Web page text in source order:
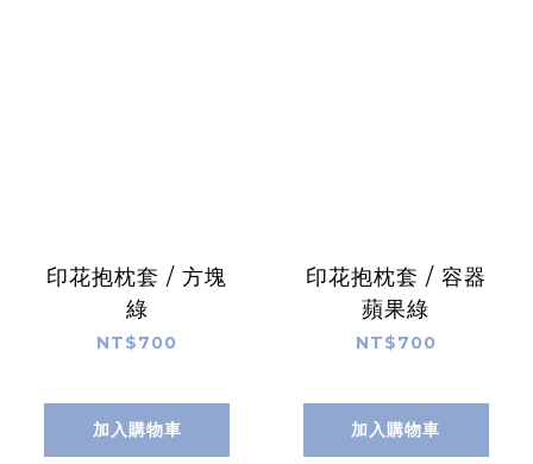
印花抱枕套 / 方塊
綠
NT$700
加入購物車
印花抱枕套 / 容器
蘋果綠
NT$700
加入購物車